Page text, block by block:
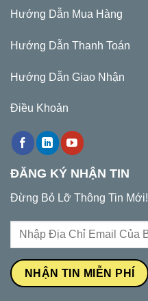
Hướng Dẫn Mua Hàng
Hướng Dẫn Thanh Toán
Hướng Dẫn Giao Nhận
Điều Khoản
ĐĂNG KÝ NHẬN TIN
Đừng Bỏ Lỡ Thông Tin Mới!